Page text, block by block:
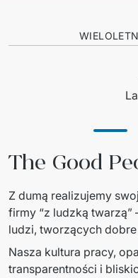
The Good
Z dumą realizujemy
firmy “z ludzką
ludzi, tworzących
Nasza kultura pracy,
transparentności i